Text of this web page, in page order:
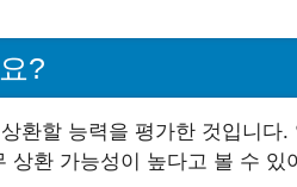
?
환할 능력을 평가한 것입니다
상환 가능성이 높다고 볼 수 있